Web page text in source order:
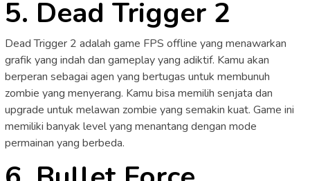
5. Dead Trigger 2
Dead Trigger 2 adalah game FPS offline yang menawarkan
grafik yang indah dan gameplay yang adiktif. Kamu akan
berperan sebagai agen yang bertugas untuk membunuh
zombie yang menyerang. Kamu bisa memilih senjata dan
upgrade untuk melawan zombie yang semakin kuat. Game ini
memiliki banyak level yang menantang dengan mode
permainan yang berbeda.